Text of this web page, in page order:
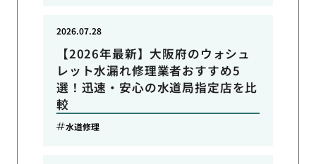
【2026年最新】大阪府のウォシュ
レット水漏れ修理業者おすすめ5
選！迅速・安心の水道局指定店を比
較
2026.07.28
水道修理